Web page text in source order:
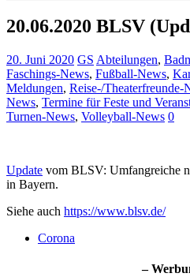
20.06.2020 BLSV
20. Juni 2020 GS Abteilungen,
Faschings-News, Fußball-News,
Meldungen, Reise-/Theaterfreunde-
News, Termine für Feste und
Turnen-News, Volleyball-News 0
Update vom BLSV: Umfangreiche
in Bayern.
Siehe auch https://www.blsv.de/
Corona
–